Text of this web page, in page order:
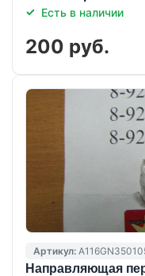
Есть в наличии
200 руб.
Артикул:
Направляющая